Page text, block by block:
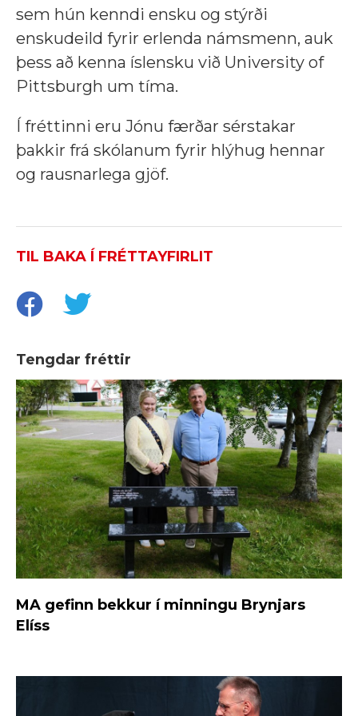
sem hún kenndi ensku og stýrði
enskudeild fyrir erlenda námsmenn, auk
þess að kenna íslensku við University of
Pittsburgh um tíma.
Í fréttinni eru Jónu færðar sérstakar
þakkir frá skólanum fyrir hlýhug hennar
og rausnarlega gjöf.
TIL BAKA Í FRÉTTAYFIRLIT
Tengdar fréttir
MA gefinn bekkur í minningu Brynjars
Elíss